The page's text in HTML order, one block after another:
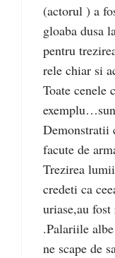
(actorul ) a
gloaba dusa
pentru
rele chiar si
Toate cenele
Demonstratii
facute de
Trezirea
credeti ca
uriase,au
.Palariile
ne scape de